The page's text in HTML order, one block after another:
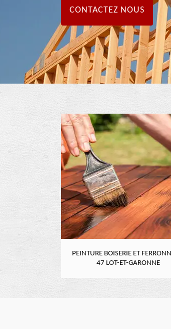
CONTACTEZ NOUS
PEINTURE BOISERIE ET
47 LOT-ET-GARONNE